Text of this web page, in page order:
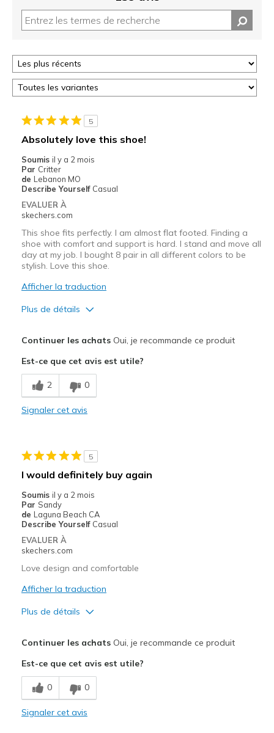
5
Absolutely love this shoe!
Soumis il y a 2 mois
Par Critter
de Lebanon MO
Describe Yourself Casual
EVALUER À
skechers.com
This shoe fits perfectly. I am almost flat footed. Finding a
shoe with comfort and support is hard. I stand and move all
day at my job. I bought 8 pair in all different colors to be
stylish. Love this shoe.
Afficher la traduction
Plus de détails
Breathe Well
Comfortable
Les meilleures utilisations
Going Out
Special Occasions
Travel
Width
View On Shoes
Continuer les achatsOui, je recommande ce produit
Est-ce que cet avis est utile?
2 0
Signaler cet avis
5
I would definitely buy again
Soumis il y a 2 mois
Par Sandy
de Laguna Beach CA
Describe Yourself Casual
EVALUER À
skechers.com
Love design and comfortable
Afficher la traduction
Plus de détails
Breathe Well
Comfortable
Continuer les achatsOui, je recommande ce produit
Est-ce que cet avis est utile?
0 0
Signaler cet avis